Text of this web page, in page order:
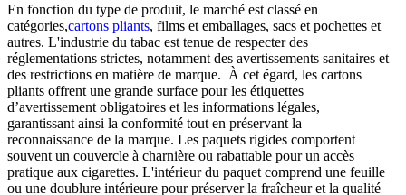
En fonction du type de produit, le marché est classé en
catégories,cartons pliants, films et emballages, sacs et pochettes et
autres. L'industrie du tabac est tenue de respecter des
réglementations strictes, notamment des avertissements sanitaires et
des restrictions en matière de marque. À cet égard, les cartons
pliants offrent une grande surface pour les étiquettes
d’avertissement obligatoires et les informations légales,
garantissant ainsi la conformité tout en préservant la
reconnaissance de la marque. Les paquets rigides comportent
souvent un couvercle à charnière ou rabattable pour un accès
pratique aux cigarettes. L'intérieur du paquet comprend une feuille
ou une doublure intérieure pour préserver la fraîcheur et la qualité